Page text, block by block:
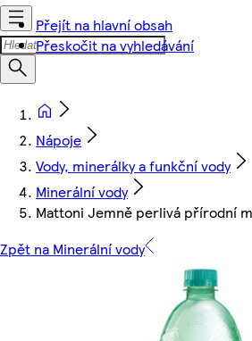
Přejít na hlavní obsah
Přeskočit na vyhledávání
Nápoje
Vody, minerálky a funkční vody
Minerální vody
Mattoni Jemně perlivá přírodní
Zpět na Minerální vody